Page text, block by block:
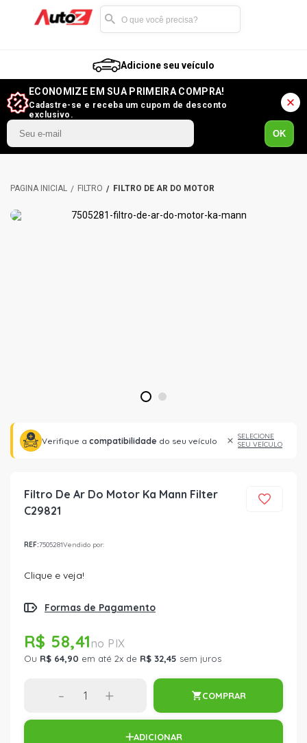
Adicione seu veículo
ECONOMIZE EM SUA PRIMEIRA COMPRA!
Cadastre-se e receba um cupom de desconto
exclusivo.
OK
FILTRO FILTRO DE AR DO MOTOR
1 2
Verifique a compatibilidade do seu veículo
SELECIONE
SEU VEÍCULO
Filtro De Ar Do Motor Ka Mann Filter
C29821
REF:7505281Vendido por:
Clique e veja!
Formas de Pagamento
R$ 58,41
Ou R$ 64,90 em até 2x de R$ 32,45 sem juros
- + COMPRAR
ADICIONAR